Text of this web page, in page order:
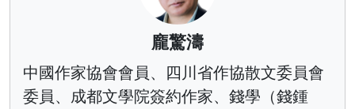
龐驚濤
中國作家協會會員、四川省作協散文委員會
委員、成都文學院簽約作家、錢學（錢鍾